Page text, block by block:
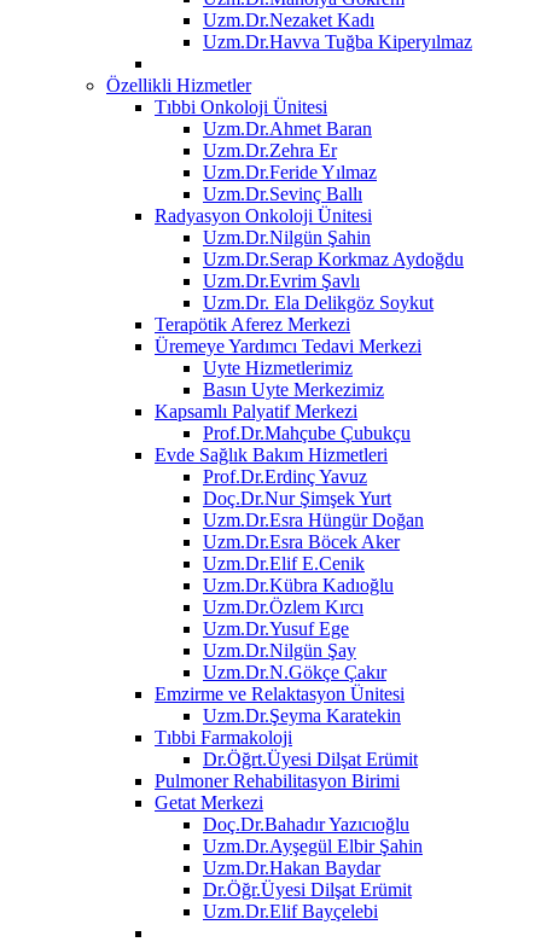
Uzm.Dr.Nezaket Kadı
Uzm.Dr.Havva Tuğba Kiperyılmaz
Özellikli Hizmetler
Tıbbi Onkoloji Ünitesi
Uzm.Dr.Ahmet Baran
Uzm.Dr.Zehra Er
Uzm.Dr.Feride Yılmaz
Uzm.Dr.Sevinç Ballı
Radyasyon Onkoloji Ünitesi
Uzm.Dr.Nilgün Şahin
Uzm.Dr.Serap Korkmaz Aydoğdu
Uzm.Dr.Evrim Şavlı
Uzm.Dr. Ela Delikgöz Soykut
Terapötik Aferez Merkezi
Üremeye Yardımcı Tedavi Merkezi
Uyte Hizmetlerimiz
Basın Uyte Merkezimiz
Kapsamlı Palyatif Merkezi
Prof.Dr.Mahçube Çubukçu
Evde Sağlık Bakım Hizmetleri
Prof.Dr.Erdinç Yavuz
Doç.Dr.Nur Şimşek Yurt
Uzm.Dr.Esra Hüngür Doğan
Uzm.Dr.Esra Böcek Aker
Uzm.Dr.Elif E.Cenik
Uzm.Dr.Kübra Kadıoğlu
Uzm.Dr.Özlem Kırcı
Uzm.Dr.Yusuf Ege
Uzm.Dr.Nilgün Şay
Uzm.Dr.N.Gökçe Çakır
Emzirme ve Relaktasyon Ünitesi
Uzm.Dr.Şeyma Karatekin
Tıbbi Farmakoloji
Dr.Öğrt.Üyesi Dilşat Erümit
Pulmoner Rehabilitasyon Birimi
Getat Merkezi
Doç.Dr.Bahadır Yazıcıoğlu
Uzm.Dr.Ayşegül Elbir Şahin
Uzm.Dr.Hakan Baydar
Dr.Öğr.Üyesi Dilşat Erümit
Uzm.Dr.Elif Bayçelebi